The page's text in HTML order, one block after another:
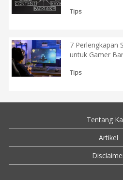
Tips
7 Perlengkapan
untuk Gamer
Tips
Tentang
Artikel